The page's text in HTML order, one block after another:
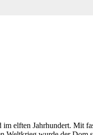
elften Jahrhundert. Mit